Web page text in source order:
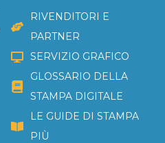
RIVENDITORI E
PARTNER
SERVIZIO GRAFICO
GLOSSARIO DELLA
STAMPA DIGITALE
LE GUIDE DI STAMPA
PIÙ